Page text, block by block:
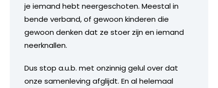
je iemand hebt neergeschoten. Meestal in
bende verband, of gewoon kinderen die
gewoon denken dat ze stoer zijn en iemand
neerknallen.
Dus stop a.u.b. met onzinnig gelul over dat
onze samenleving afglijdt. En al helemaal